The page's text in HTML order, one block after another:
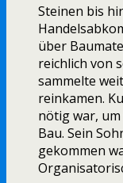
Steinen bis
über
reichlich von
sammelte
reinkamen.
nötig war,
Bau. Sein
gekommen